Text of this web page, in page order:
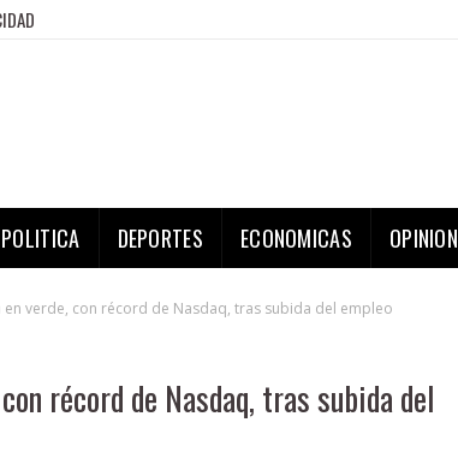
POLITICA DEPORTES ECONOMICAS OPINION
en verde, con récord de Nasdaq, tras subida del empleo
récord de Nasdaq, tras subida del